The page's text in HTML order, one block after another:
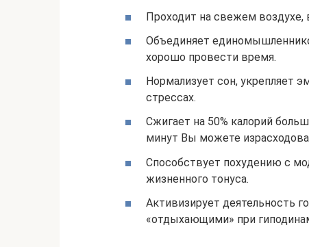
Проходит на свежем
Объединяет
хорошо провести время.
Нормализует сон, укрепляет
стрессах.
Сжигает на 50% калорий
минут Вы можете
Способствует похудению с
жизненного тонуса.
Активизирует деятельность
«отдыхающими» при